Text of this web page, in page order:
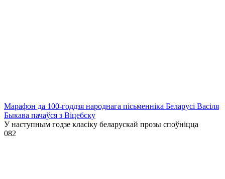
Марафон да 100-годдзя народнага пісьменніка Беларусі Васіля
Быкава пачаўся з Віцебску
У наступным годзе класіку беларускай прозы споўніцца
082